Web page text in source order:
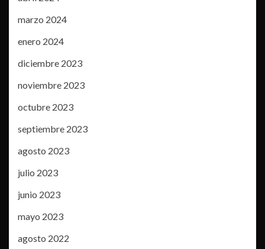
marzo 2024
enero 2024
diciembre 2023
noviembre 2023
octubre 2023
septiembre 2023
agosto 2023
julio 2023
junio 2023
mayo 2023
agosto 2022